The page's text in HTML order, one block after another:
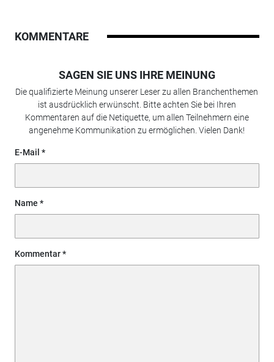
KOMMENTARE
SAGEN SIE UNS IHRE MEINUNG
Die qualifizierte Meinung unserer Leser zu allen Branchenthemen
ist ausdrücklich erwünscht. Bitte achten Sie bei Ihren
Kommentaren auf die Netiquette, um allen Teilnehmern eine
angenehme Kommunikation zu ermöglichen. Vielen Dank!
E-Mail
Name
Kommentar